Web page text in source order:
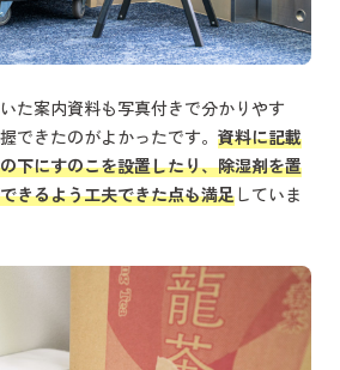
た案内資料も写真付きで分かりやす
できたのがよかったです。 資料に記載
下にすのこを設置したり、除湿剤を置
きるよう工夫できた点も満足していま